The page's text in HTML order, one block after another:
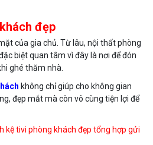
đẹp
của gia chủ. Từ lâu, nội thất phòng
biệt quan tâm vì đây là nơi để đón
ghé thăm nhà.
không chỉ giúp cho không gian
đẹp mắt mà còn vô cùng tiện lợi để
kệ tivi phòng khách đẹp tổng hợp gửi